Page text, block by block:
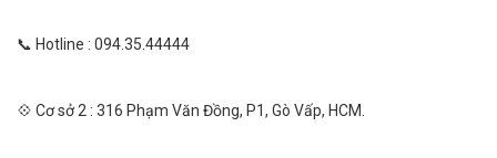
📞 Hotline : 094.35.44444
💠 Cơ sở 2 : 316 Phạm Văn Đồng, P1, Gò Vấp, HCM.